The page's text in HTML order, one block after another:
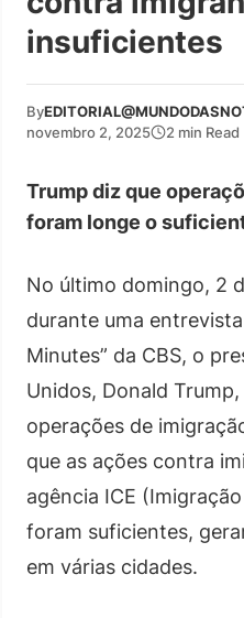
insuficientes
By
novembro 2, 2025
2 min Read
Trump diz que
foram longe o
No último domingo, 2
durante uma
Minutes” da CBS, o
Unidos, Donald
operações de
que as ações contra
agência ICE
foram suficientes,
em várias cidades.